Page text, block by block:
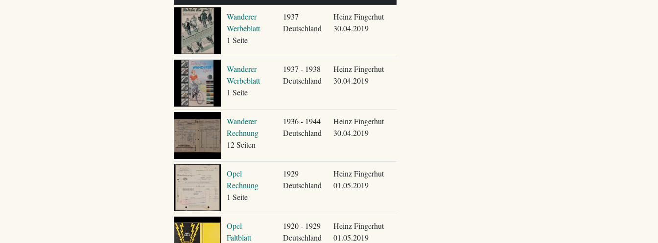
Wanderer
Werbeblatt
1 Seite
1937
Deutschland
Heinz Fingerhut
30.04.2019
Wanderer
Werbeblatt
1 Seite
1937 - 1938
Deutschland
Heinz Fingerhut
30.04.2019
Wanderer
Rechnung
12 Seiten
1936 - 1944
Deutschland
Heinz Fingerhut
30.04.2019
Opel
Rechnung
1 Seite
1929
Deutschland
Heinz Fingerhut
01.05.2019
Opel
Faltblatt
1920 - 1929
Deutschland
Heinz Fingerhut
01.05.2019